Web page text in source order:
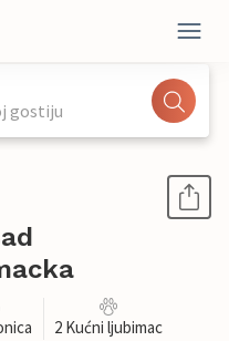
gostiju
2 Kućni ljubimac